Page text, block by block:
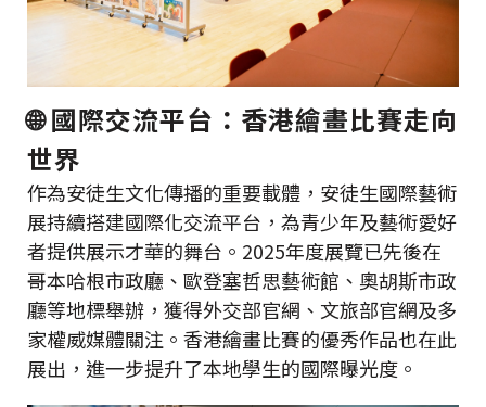
🌐 國際交流平台：香港繪畫比賽走向
世界
作為安徒生文化傳播的重要載體，安徒生國際藝術
展持續搭建國際化交流平台，為青少年及藝術愛好
者提供展示才華的舞台。2025年度展覽已先後在
哥本哈根市政廳、歐登塞哲思藝術館、奧胡斯市政
廳等地標舉辦，獲得外交部官網、文旅部官網及多
家權威媒體關注。香港繪畫比賽的優秀作品也在此
展出，進一步提升了本地學生的國際曝光度。